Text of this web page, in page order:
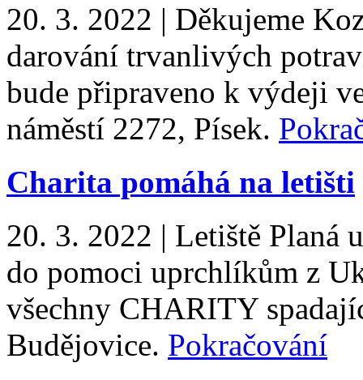
20. 3. 2022 | Děkujeme
darování trvanlivých
bude připraveno k výdeji
náměstí 2272, Písek.
Charita pomáhá na letišti
20. 3. 2022 | Letiště Planá
do pomoci uprchlíkům z
všechny CHARITY
Budějovice. Pokračování